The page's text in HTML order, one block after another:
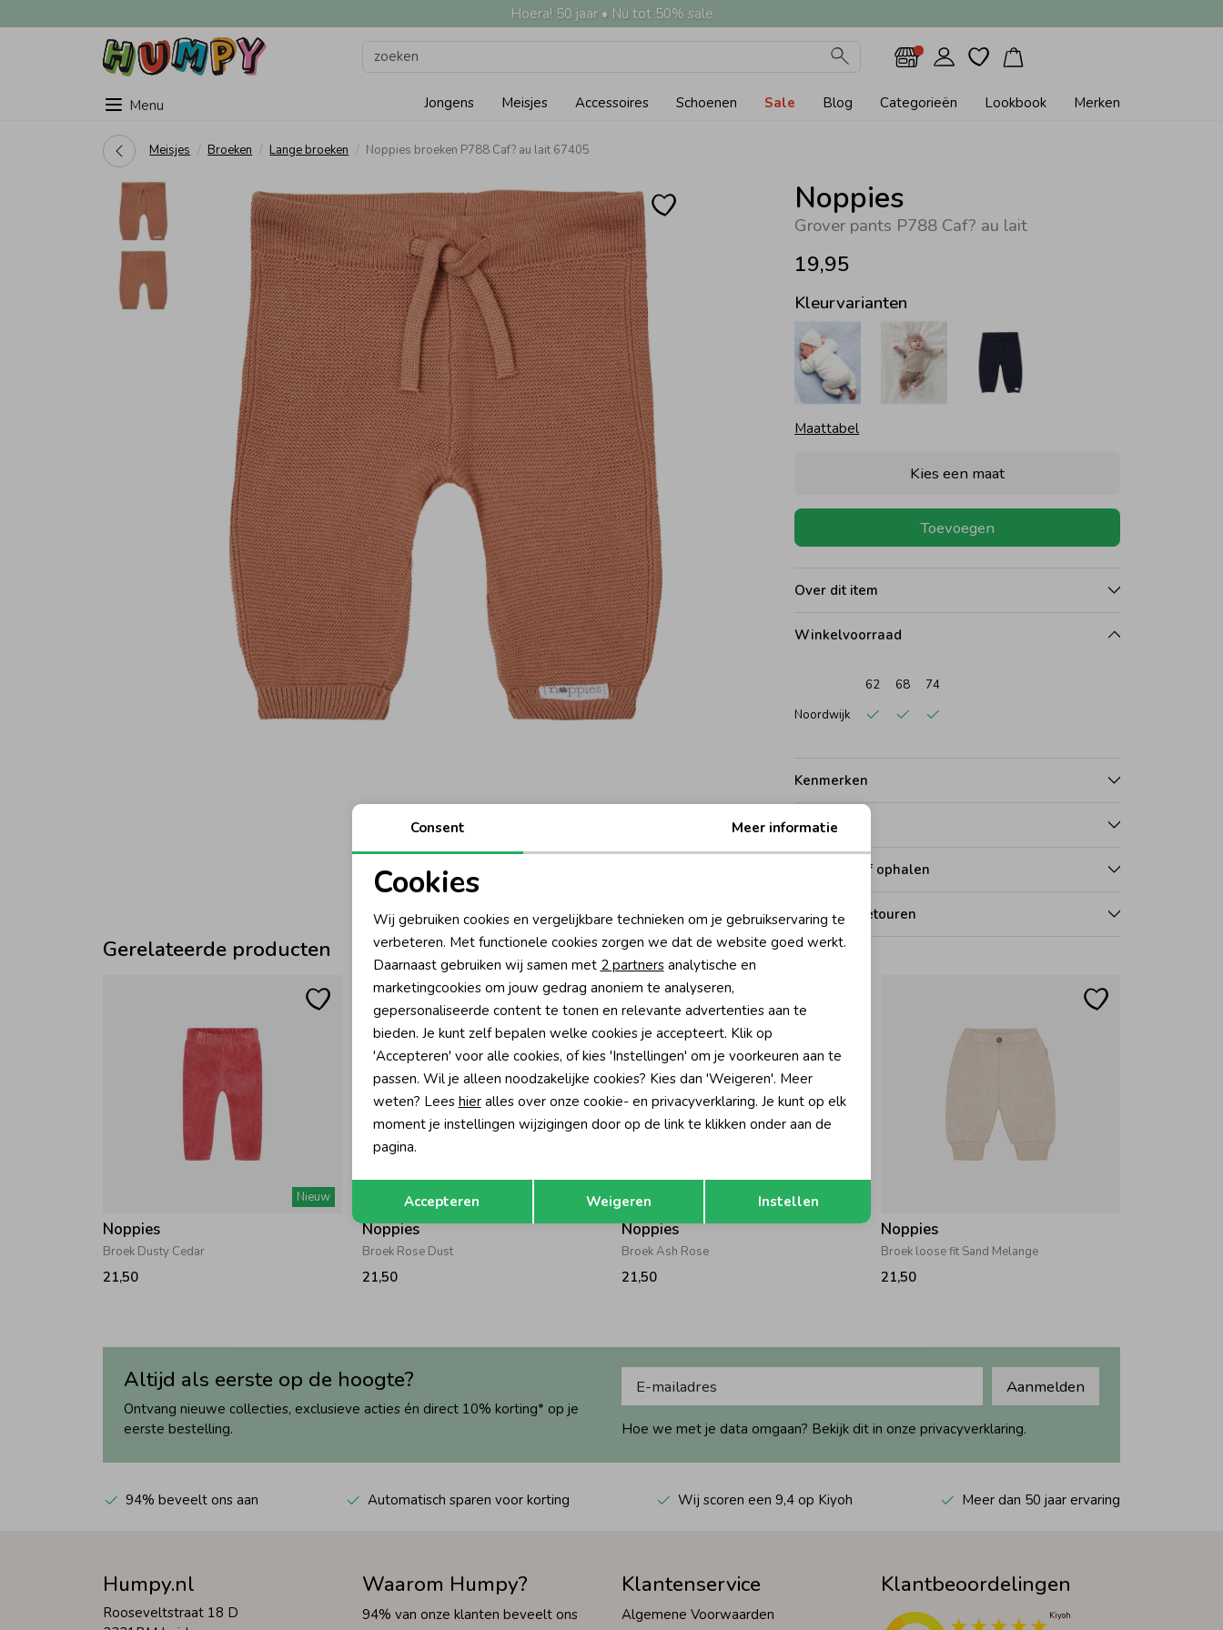
Hoera! 50 jaar • Nu tot 50% sale
Menu Jongens Meisjes Accessoires Schoenen Sale Blog Categorieën Lookbook Merken
Meisjes Broeken Lange broeken Noppies broeken P788 Caf? au lait 67405
Noppies
Grover pants P788 Caf? au lait
19,95
Kleurvarianten
Maattabel
Kies een maat
Toevoegen
Over dit item
Winkelvoorraad
62 68
74
Noordwijk
Kenmerken
Betalen
Bezorgen of ophalen
Ruilen en retouren
Gerelateerde producten
Nieuw
Noppies
Broek Dusty Cedar
21,50
Nieuw
Noppies
Broek Rose Dust
21,50
Nieuw
Noppies
Broek Ash Rose
21,50
Noppies
Broek loose fit Sand Melange
21,50
Altijd als eerste op de hoogte?
Ontvang nieuwe collecties, exclusieve acties én direct 10% korting* op je
eerste bestelling.
Aanmelden
Hoe we met je data omgaan? Bekijk dit in onze privacyverklaring.
94% beveelt ons aan Automatisch sparen voor korting Wij scoren een 9,4 op Kiyoh Meer dan 50 jaar ervaring
Humpy.nl
Rooseveltstraat 18 D
Waarom Humpy?
94% van onze klanten beveelt ons
Klantenservice
Algemene Voorwaarden
Klantbeoordelingen
Noodzakelijke cookies
Analytische cookies Marketing cookies
Terug Opslaan
Consent Meer informatie
Cookies
Wij gebruiken cookies en vergelijkbare technieken om je gebruikservaring te
verbeteren. Met functionele cookies zorgen we dat de website goed werkt.
Daarnaast gebruiken wij samen met 2 partnersanalytische en
marketingcookies om jouw gedrag anoniem te analyseren,
gepersonaliseerde content te tonen en relevante advertenties aan te
bieden. Je kunt zelf bepalen welke cookies je accepteert. Klik op
'Accepteren' voor alle cookies, of kies 'Instellingen' om je voorkeuren aan te
passen. Wil je alleen noodzakelijke cookies? Kies dan 'Weigeren'. Meer
weten? Lees hieralles over onze cookie- en privacyverklaring. Je kunt op elk
moment je instellingen wijzigingen door op de link te klikken onder aan de
pagina.
Accepteren Weigeren Instellen